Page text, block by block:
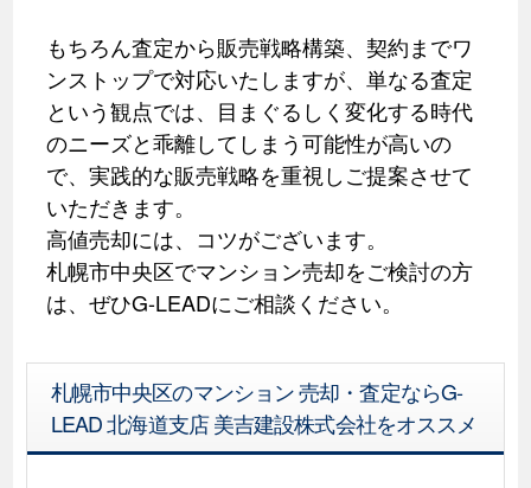
もちろん査定から販売戦略構築、契約までワ
ンストップで対応いたしますが、単なる査定
という観点では、目まぐるしく変化する時代
のニーズと乖離してしまう可能性が高いの
で、実践的な販売戦略を重視しご提案させて
いただきます。
高値売却には、コツがございます。
札幌市中央区でマンション売却をご検討の方
は、ぜひG-LEADにご相談ください。
札幌市中央区のマンション 売却・査定ならG-
LEAD 北海道支店 美吉建設株式会社をオススメ